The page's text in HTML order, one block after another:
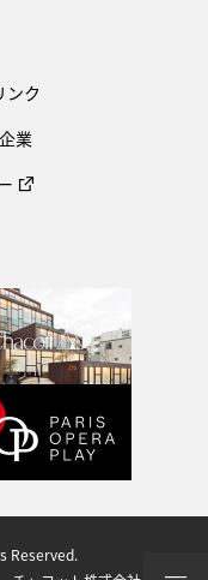
ンク
業
Reserved.